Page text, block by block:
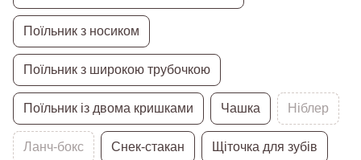
Поїльник з носиком
Поїльник з широкою трубочкою
Поїльник із двома кришками Чашка Ніблер
Ланч-бокс Снек-стакан Щіточка для зубів